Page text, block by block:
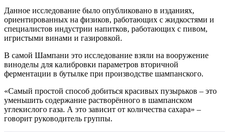
Данное исследование было опубликовано в изданиях,
ориентированных на физиков, работающих с жидкостями и
специалистов индустрии напитков, работающих с пивом,
игристыми винами и газировкой.
В самой Шампани это исследование взяли на вооружение
виноделы для калибровки параметров вторичной
ферментации в бутылке при производстве шампанского.
«Самый простой способ добиться красивых пузырьков – это
уменьшить содержание растворённого в шампанском
углекислого газа. А это зависит от количества сахара» –
говорит руководитель группы.